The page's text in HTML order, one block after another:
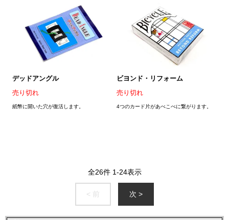
デッドアングル
売り切れ
紙幣に開いた穴が復活します。
ビヨンド・リフォーム
売り切れ
4つのカード片があべこべに繋がります。
全26件 1-24表示
< 前 次 >